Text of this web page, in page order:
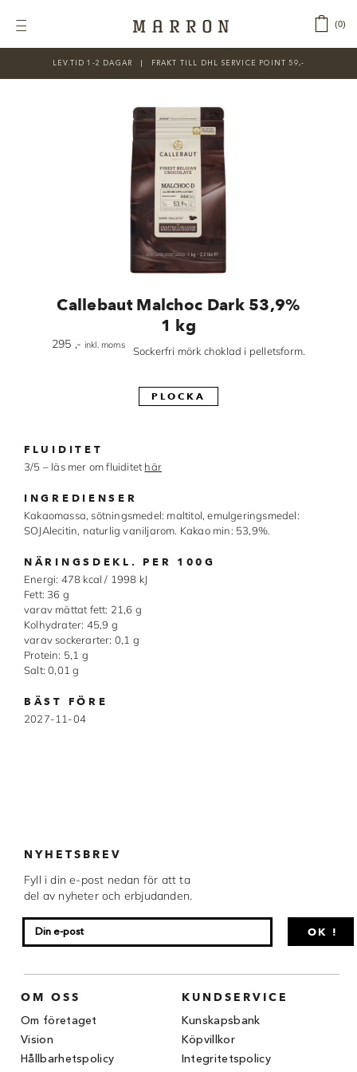
Toggle
KATEGORIER
Litteratur
Verktyg
Övriga råvaror
VARUMÄRKEN
Cacao Barry
Callebaut
Carma
Chocolate World
Chocovic
Nora Chokladskola
Original Beans
Webbutiken MARRON drivs av Marron
0
LEV.TID 1-2 DAGAR ‎‏‏‎ ‎‏‏‎ ‎|‏‏‎ ‎‏‏‎ ‎‏‏‎ ‎FRAKT TILL DHL SERVICE POINT 59,-
Callebaut Malchoc Dark 53,9%
1 kg
295 ,- inkl. moms Sockerfri mörk choklad i pelletsform.
PLOCKA
FLUIDITET
3/5 – läs mer om fluiditet här
INGREDIENSER
Kakaomassa, sötningsmedel: maltitol, emulgeringsmedel:
SOJAlecitin, naturlig vaniljarom. Kakao min: 53,9%.
NÄRINGSDEKL. PER 100G
Energi: 478 kcal / 1998 kJ
Fett: 36 g
varav mättat fett: 21,6 g
Kolhydrater: 45,9 g
varav sockerarter: 0,1 g
Protein: 5,1 g
Salt: 0,01 g
BÄST FÖRE
2027-11-04
NYHETSBREV
Fyll i din e-post nedan för att ta
del av nyheter och erbjudanden.
OK !
OM OSS
Om företaget
Vision
Hållbarhetspolicy
KUNDSERVICE
Kunskapsbank
Köpvillkor
Integritetspolicy